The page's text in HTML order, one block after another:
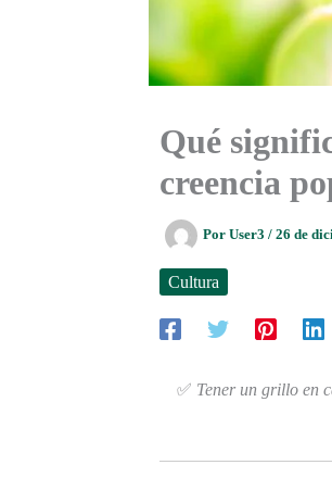
Qué
creencia
Por User3 / 26 de
Cultura
✅ Tener un grillo en